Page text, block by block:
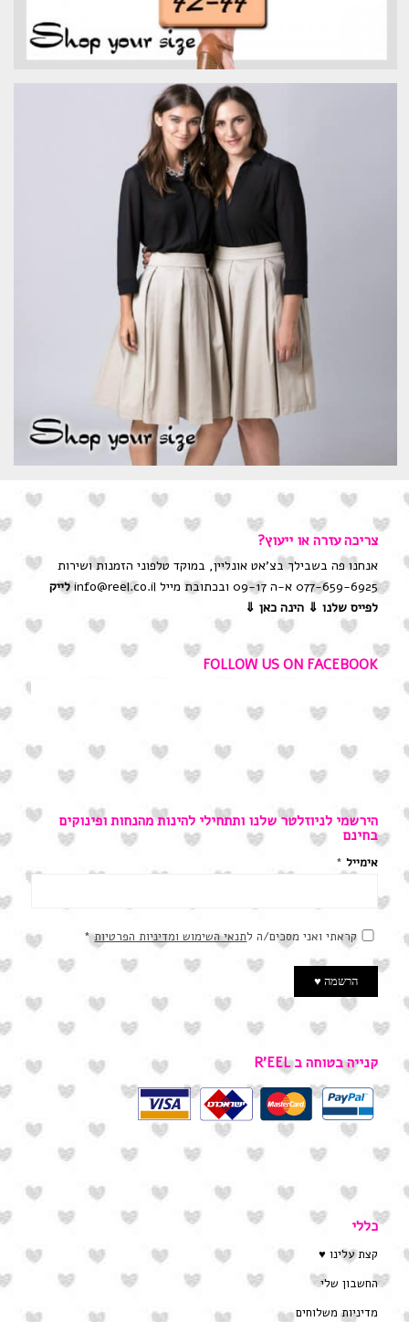
צריכה עזרה או ייעוץ?
אנחנו פה בשבילך בצ'אט אונליין, במוקד טלפוני הזמנות ושירות
077-659-6925 א-ה 09-17 ובכתובת מייל info@reel.co.il
לייק
לפייס שלנו ⇓ הינה כאן ⇓
FOLLOW US ON FACEBOOK
הירשמי לניוזלטר שלנו ותתחילי להינות מהנחות ופינוקים
בחינם
אימייל *
קראתי ואני מסכים/ה לתנאי השימוש ומדיניות הפרטיות*
קנייה בטוחה ב R’EEL
כללי
קצת עלינו ♥
החשבון שלי
מדיניות משלוחים